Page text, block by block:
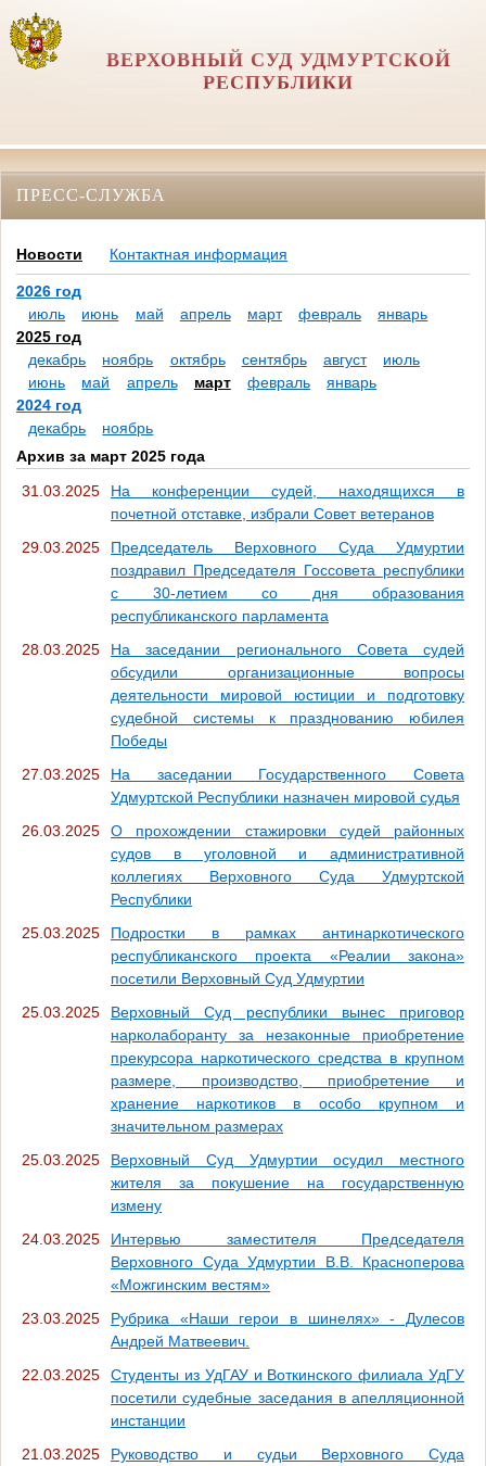
ВЕРХОВНЫЙ СУД УДМУРТСКОЙ
РЕСПУБЛИКИ
ПРЕСС-СЛУЖБА
Новости Контактная информация
2026 год
июль
июнь май апрель март февраль
январь
2025 год
декабрь
ноябрь октябрь сентябрь август
июль
июнь
май апрель март февраль
январь
2024 год
декабрь
ноябрь
Архив за март 2025 года
31.03.2025
На конференции судей, находящихся в
почетной отставке, избрали Совет ветеранов
29.03.2025
Председатель Верховного Суда Удмуртии
поздравил Председателя Госсовета республики
с 30-летием со дня образования
республиканского парламента
28.03.2025
На заседании регионального Совета судей
обсудили организационные вопросы
деятельности мировой юстиции и подготовку
судебной системы к празднованию юбилея
Победы
27.03.2025
На заседании Государственного Совета
Удмуртской Республики назначен мировой судья
26.03.2025
О прохождении стажировки судей районных
судов в уголовной и административной
коллегиях Верховного Суда Удмуртской
Республики
25.03.2025
Подростки в рамках антинаркотического
республиканского проекта «Реалии закона»
посетили Верховный Суд Удмуртии
25.03.2025
Верховный Суд республики вынес приговор
нарколаборанту за незаконные приобретение
прекурсора наркотического средства в крупном
размере, производство, приобретение и
хранение наркотиков в особо крупном и
значительном размерах
25.03.2025
Верховный Суд Удмуртии осудил местного
жителя за покушение на государственную
измену
24.03.2025
Интервью заместителя Председателя
Верховного Суда Удмуртии В.В. Красноперова
«Можгинским вестям»
23.03.2025
Рубрика «Наши герои в шинелях» - Дулесов
Андрей Матвеевич.
22.03.2025
Студенты из УдГАУ и Воткинского филиала УдГУ
посетили судебные заседания в апелляционной
инстанции
21.03.2025
Руководство и судьи Верховного Суда